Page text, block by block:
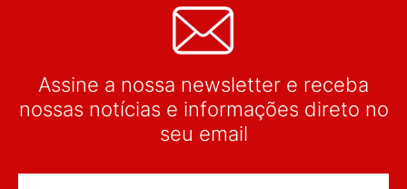
Assine a nossa newsletter e receba
nossas notícias e informações direto no
seu email